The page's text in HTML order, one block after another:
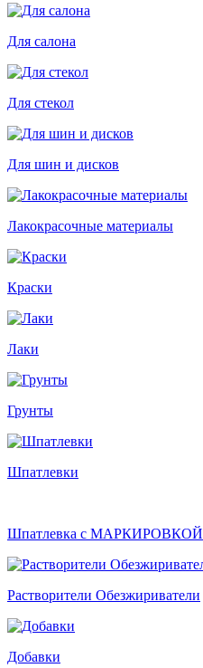
Для салона
Для стекол
Для шин и дисков
Лакокрасочные материалы
Краски
Лаки
Грунты
Шпатлевки
Шпатлевка с МАРКИРОВКОЙ
Растворители Обезжириватели
Добавки